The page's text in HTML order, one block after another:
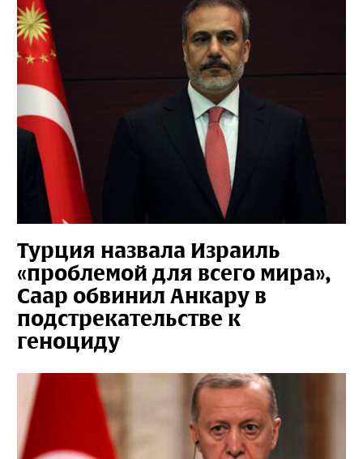
Турция назвала Израиль
«проблемой для всего мира»,
Саар обвинил Анкару в
подстрекательстве к
геноциду